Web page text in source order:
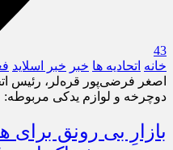
43
خانه اتحادیه ها خبر خبر اسلايد
اصغر فرضی‌پور قره‌لر، رئیس
دوچرخه و لوازم یدکی مربوطه:
بازارِ بی رونق